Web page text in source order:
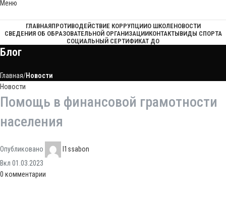
Меню
ГЛАВНАЯПРОТИВОДЕЙСТВИЕ КОРРУПЦИИО ШКОЛЕНОВОСТИ
СВЕДЕНИЯ ОБ ОБРАЗОВАТЕЛЬНОЙ ОРГАНИЗАЦИИКОНТАКТЫВИДЫ СПОРТА
СОЦИАЛЬНЫЙ СЕРТИФИКАТ ДО
Блог
Главная Новости
Новости
Помощь в финансовой грамотности
населения
Опубликовано
l1ssabon
Вкл 01.03.2023
0 комментарии